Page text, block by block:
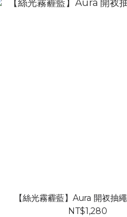
【絲光霧霾藍】Aura 開衩抽
NT$1,280